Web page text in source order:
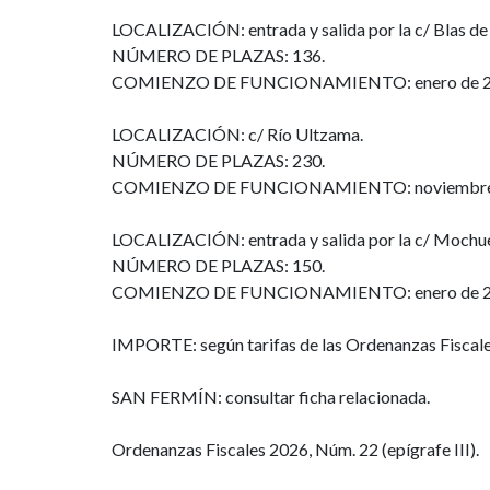
LOCALIZACIÓN: entrada y salida por la c/ Blas de
NÚMERO DE PLAZAS: 136.
COMIENZO DE FUNCIONAMIENTO: enero de
LOCALIZACIÓN: c/ Río Ultzama.
NÚMERO DE PLAZAS: 230.
COMIENZO DE FUNCIONAMIENTO:
LOCALIZACIÓN: entrada y salida por la c/
NÚMERO DE PLAZAS: 150.
COMIENZO DE FUNCIONAMIENTO: enero de
IMPORTE: según tarifas de las Ordenanzas
SAN FERMÍN: consultar ficha relacionada.
Ordenanzas Fiscales 2026, Núm. 22 (epígrafe III).